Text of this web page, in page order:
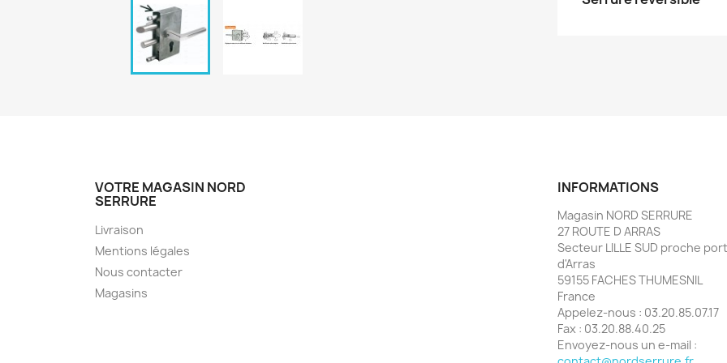
VOTRE MAGASIN NORD
SERRURE
Livraison
Mentions légales
Nous contacter
Magasins
INFORMATIONS
Magasin NORD SERRURE
27 ROUTE D ARRAS
Secteur LILLE SUD proche
d'Arras
59155 FACHES THUMESNIL
France
Appelez-nous : 03.20.85.07.17
Fax : 03.20.88.40.25
Envoyez-nous un e-mail :